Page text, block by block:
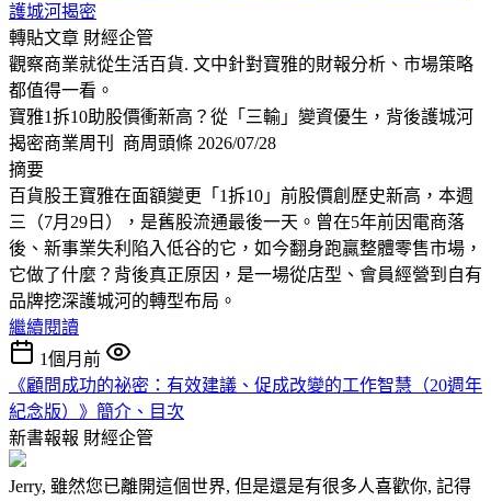
護城河揭密
轉貼文章 財經企管
觀察商業就從生活百貨. 文中針對寶雅的財報分析、市場策略
都值得一看。
寶雅1拆10助股價衝新高？從「三輸」變資優生，背後護城河
揭密商業周刊 商周頭條 2026/07/28
摘要
百貨股王寶雅在面額變更「1拆10」前股價創歷史新高，本週
三（7月29日），是舊股流通最後一天。曾在5年前因電商落
後、新事業失利陷入低谷的它，如今翻身跑贏整體零售市場，
它做了什麼？背後真正原因，是一場從店型、會員經營到自有
品牌挖深護城河的轉型布局。
繼續閱讀
1個月前
《顧問成功的祕密：有效建議、促成改變的工作智慧（20週年
紀念版）》簡介、目次
新書報報 財經企管
Jerry, 雖然您已離開這個世界, 但是還是有很多人喜歡你, 記得